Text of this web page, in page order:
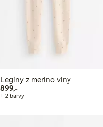
Legíny z merino vlny
899,-899,00 Kč
+ 2 barvy